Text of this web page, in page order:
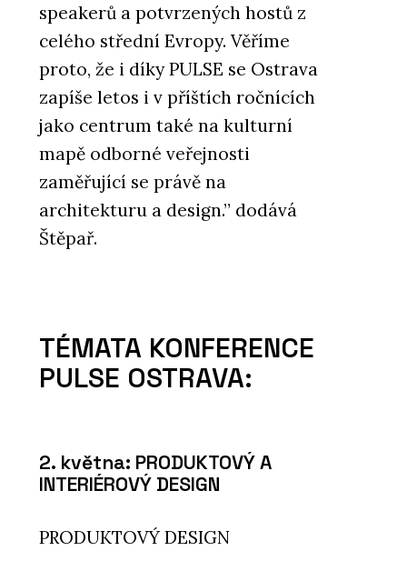
speakerů a potvrzených hostů z
celého střední Evropy. Věříme
proto, že i díky PULSE se Ostrava
zapíše letos i v příštích ročnících
jako centrum také na kulturní
mapě odborné veřejnosti
zaměřující se právě na
architekturu a design.” dodává
Štěpař.
TÉMATA KONFERENCE
PULSE OSTRAVA:
2. května: PRODUKTOVÝ A
INTERIÉROVÝ DESIGN
PRODUKTOVÝ DESIGN